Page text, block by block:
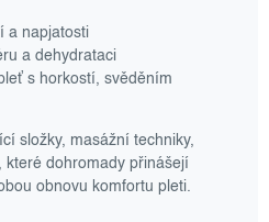
a napjatosti
a dehydrataci
s horkostí, svěděním
složky, masážní techniky,
dohromady přinášejí
obnovu komfortu pleti.